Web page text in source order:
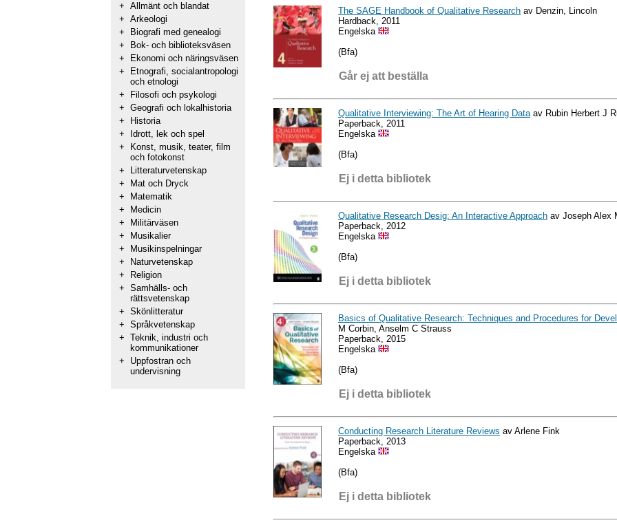
+ Allmänt och blandat
+ Arkeologi
+
Biografi med genealogi
+
Bok- och biblioteksväsen
+
Ekonomi och näringsväsen
+
Etnografi, socialantropologi
och etnologi
+
Filosofi och psykologi
+ Geografi och lokalhistoria
+
Historia
+
Idrott, lek och spel
+
Konst, musik, teater, film
och fotokonst
+
Litteraturvetenskap
+
Mat och Dryck
+
Matematik
+
Medicin
+
Militärväsen
+
Musikalier
+
Musikinspelningar
+
Naturvetenskap
+
Religion
+ Samhälls- och
rättsvetenskap
+ Skönlitteratur
+ Språkvetenskap
+ Teknik, industri och
kommunikationer
+
Uppfostran och
undervisning
The SAGE Handbook of Qualitative Research av Denzin, Lincoln
Hardback, 2011
Engelska
(Bfa)
Går ej att beställa
Qualitative Interviewing: The Art of Hearing Data av Rubin Herbert J
Paperback, 2011
Engelska
(Bfa)
Ej i detta bibliotek
Qualitative Research Desig: An Interactive Approach av Joseph Alex
Paperback, 2012
Engelska
(Bfa)
Ej i detta bibliotek
Basics of Qualitative Research: Techniques and Procedures for
M Corbin, Anselm C Strauss
Paperback, 2015
Engelska
(Bfa)
Ej i detta bibliotek
Conducting Research Literature Reviews av Arlene Fink
Paperback, 2013
Engelska
(Bfa)
Ej i detta bibliotek